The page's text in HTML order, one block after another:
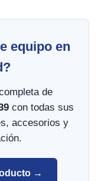
equipo en
de
con todas sus
accesorios y
→